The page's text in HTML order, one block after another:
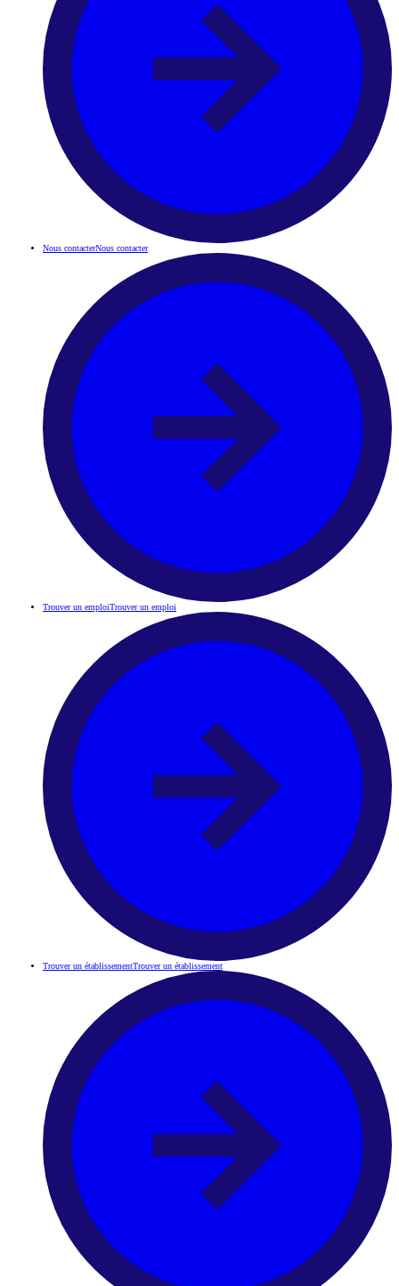
Nous contacterNous contacter
Trouver un emploiTrouver un emploi
Trouver un établissementTrouver un établissement